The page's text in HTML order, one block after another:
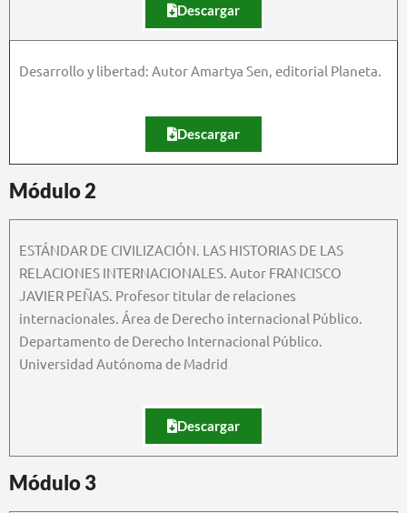
Descargar
Desarrollo y libertad: Autor Amartya Sen, editorial Planeta.
Descargar
Módulo 2
ESTÁNDAR DE CIVILIZACIÓN. LAS HISTORIAS DE LAS
RELACIONES INTERNACIONALES. Autor FRANCISCO
JAVIER PEÑAS. Profesor titular de relaciones
internacionales. Área de Derecho internacional Público.
Departamento de Derecho Internacional Público.
Universidad Autónoma de Madrid
Descargar
Módulo 3